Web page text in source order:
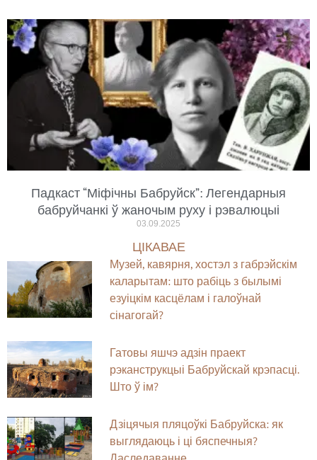
Падкаст “Міфічны Бабруйск”: Легендарныя
бабруйчанкі ў жаночым руху і рэвалюцыі
03.09.2025
ЦІКАВАЕ
Музей, кавярня, хостэл з габрэйскім
каларытам: што рабіць з былымі
езуіцкім касцёлам і галоўнай
сінагогай?
Гатовы яшчэ адзін праект
рэканструкцыі Бабруйскай крэпасці.
Што ў ім?
Дзіцячыя пляцоўкі Бабруйска: як
выглядаюць і ці бяспечныя?